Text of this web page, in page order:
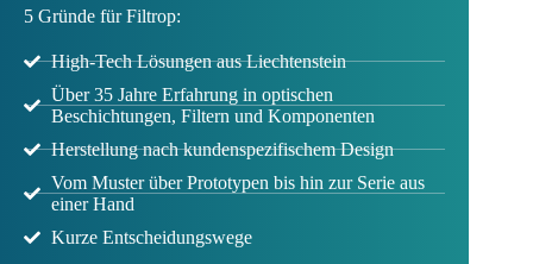
5 Gründe für Filtrop:
High-Tech Lösungen aus Liechtenstein
Über 35 Jahre Erfahrung in optischen
Beschichtungen, Filtern und Komponenten
Herstellung nach kundenspezifischem Design
Vom Muster über Prototypen bis hin zur Serie aus
einer Hand
Kurze Entscheidungswege